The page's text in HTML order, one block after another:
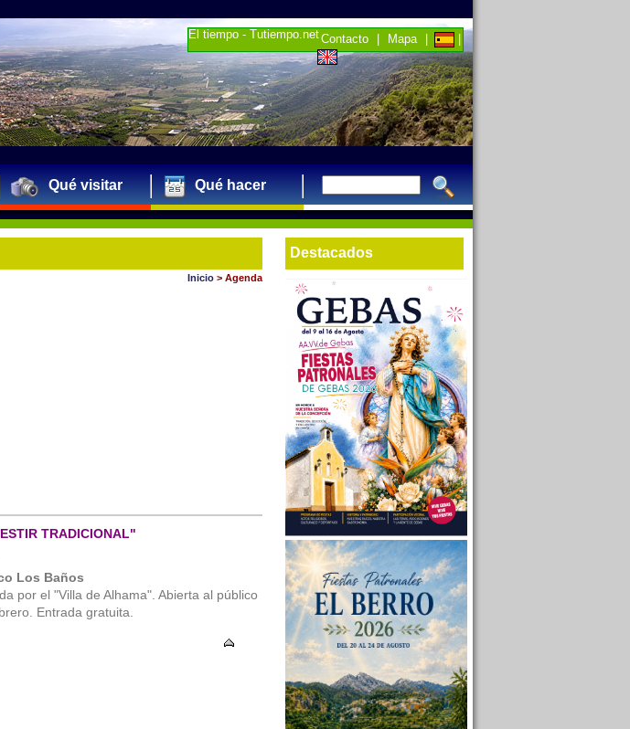
El tiempo - Tutiempo.netContacto Mapa
Qué visitar Qué hacer
Destacados
Inicio > Agenda
TRADICIONAL"
Los Baños
por el "Villa de Alhama". Abierta al público
Entrada gratuita.